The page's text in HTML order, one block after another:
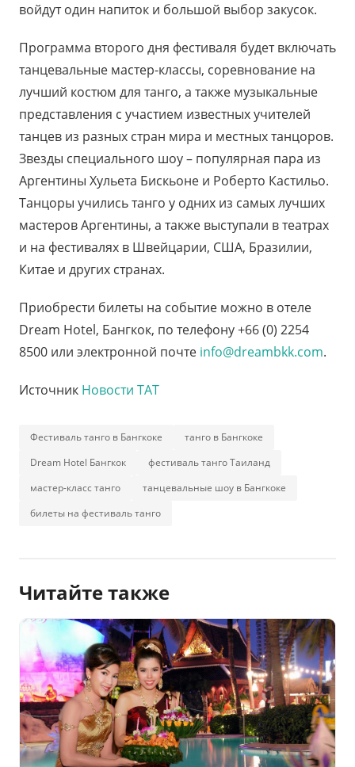
войдут один напиток и большой выбор закусок.
Программа второго дня фестиваля будет включать
танцевальные мастер-классы, соревнование на
лучший костюм для танго, а также музыкальные
представления с участием известных учителей
танцев из разных стран мира и местных танцоров.
Звезды специального шоу – популярная пара из
Аргентины Хульета Бискьоне и Роберто Кастильо.
Танцоры учились танго у одних из самых лучших
мастеров Аргентины, а также выступали в театрах
и на фестивалях в Швейцарии, США, Бразилии,
Китае и других странах.
Приобрести билеты на событие можно в отеле
Dream Hotel, Бангкок, по телефону +66 (0) 2254
8500 или электронной почте info@dreambkk.com.
Источник Новости ТАТ
Фестиваль танго в Бангкоке
танго в Бангкоке
Dream Hotel Бангкок
фестиваль танго Таиланд
мастер-класс танго
танцевальные шоу в Бангкоке
билеты на фестиваль танго
Читайте также